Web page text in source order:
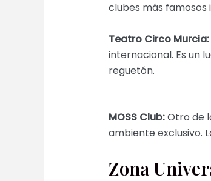
clubes más famosos
Teatro Circo Murcia:
internacional. Es un
reguetón.
MOSS Club:Otro de
ambiente exclusivo.
Zona